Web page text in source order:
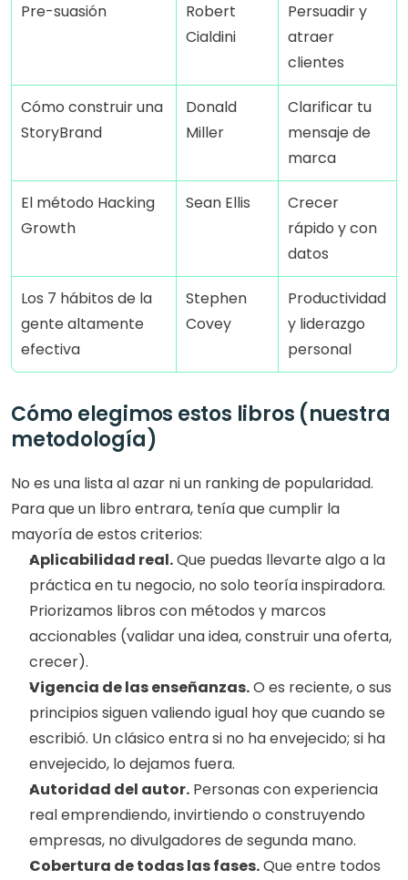
Pre-suasión
Robert
Cialdini
Persuadir y
atraer
clientes
Cómo construir una
StoryBrand
Donald
Miller
Clarificar tu
mensaje de
marca
El método Hacking
Growth
Sean Ellis
Crecer
rápido y con
datos
Los 7 hábitos de la
gente altamente
efectiva
Stephen
Covey
Productividad
y liderazgo
personal
Cómo elegimos estos libros (nuestra
metodología)
No es una lista al azar ni un ranking de popularidad.
Para que un libro entrara, tenía que cumplir la
mayoría de estos criterios:
Aplicabilidad real. Que puedas llevarte algo a la
práctica en tu negocio, no solo teoría inspiradora.
Priorizamos libros con métodos y marcos
accionables (validar una idea, construir una oferta,
crecer).
Vigencia de las enseñanzas. O es reciente, o sus
principios siguen valiendo igual hoy que cuando se
escribió. Un clásico entra si no ha envejecido; si ha
envejecido, lo dejamos fuera.
Autoridad del autor. Personas con experiencia
real emprendiendo, invirtiendo o construyendo
empresas, no divulgadores de segunda mano.
Cobertura de todas las fases. Que entre todos